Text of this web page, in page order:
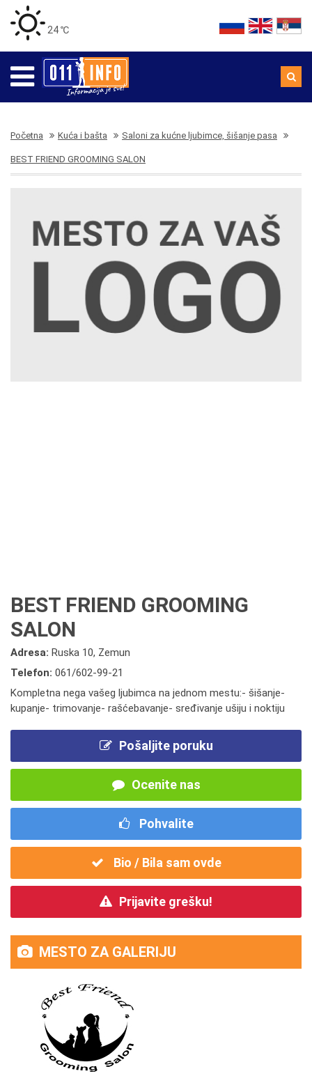
24 ℃
Početna Kuća i bašta Saloni za kućne ljubimce, šišanje pasa
BEST FRIEND GROOMING SALON
BEST FRIEND GROOMING
SALON
Adresa: Ruska 10, Zemun
Telefon: 061/602-99-21
Kompletna nega vašeg ljubimca na jednom mestu:- šišanje-
kupanje- trimovanje- rašćebavanje- sređivanje ušiju i noktiju
Pošaljite poruku
Ocenite nas
Pohvalite
Bio / Bila sam ovde
Prijavite grešku!
MESTO ZA GALERIJU